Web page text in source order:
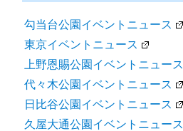
勾当台公園イベントニュース
東京イベントニュース
上野恩賜公園イベントニュース
代々木公園イベントニュース
日比谷公園イベントニュース
久屋大通公園イベントニュース